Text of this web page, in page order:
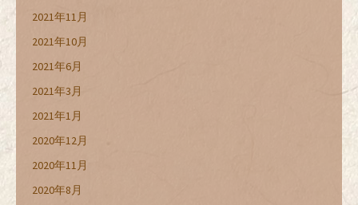
2021年11月
2021年10月
2021年6月
2021年3月
2021年1月
2020年12月
2020年11月
2020年8月